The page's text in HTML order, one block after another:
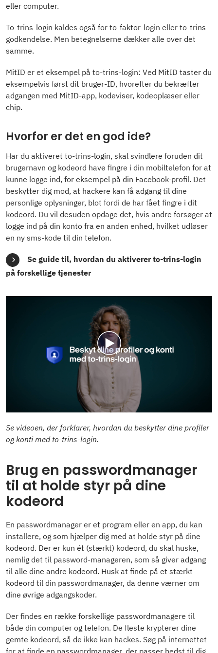
eller computer.
To-trins-login kaldes også for to-faktor-login eller to-trins-
godkendelse. Men betegnelserne dækker alle over det
samme.
MitID er et eksempel på to-trins-login: Ved MitID taster du
eksempelvis først dit bruger-ID, hvorefter du bekræfter
adgangen med MitID-app, kodeviser, kodeoplæser eller
chip.
Hvorfor er det en god ide?
Har du aktiveret to-trins-login, skal svindlere foruden dit
brugernavn og kodeord have fingre i din mobiltelefon for at
kunne logge ind, for eksempel på din Facebook-profil. Det
beskytter dig mod, at hackere kan få adgang til dine
personlige oplysninger, blot fordi de har fået fingre i dit
kodeord. Du vil desuden opdage det, hvis andre forsøger at
logge ind på din konto fra en anden enhed, hvilket udløser
en ny sms-kode til din telefon.
Se guide til, hvordan du aktiverer to-trins-login
på forskellige tjenester
Se videoen, der forklarer, hvordan du beskytter dine profiler
og konti med to-trins-login.
Brug en passwordmanager
til at holde styr på dine
kodeord
En passwordmanager er et program eller en app, du kan
installere, og som hjælper dig med at holde styr på dine
kodeord. Der er kun ét (stærkt) kodeord, du skal huske,
nemlig det til password-manageren, som så giver adgang
til alle dine andre kodeord. Husk at finde på et stærkt
kodeord til din passwordmanager, da denne værner om
dine øvrige adgangskoder.
Der findes en række forskellige passwordmanagere til
både din computer og telefon. De fleste krypterer dine
gemte kodeord, så de ikke kan hackes. Søg på internettet